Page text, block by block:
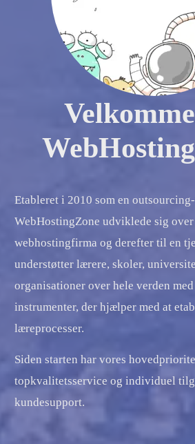
Etableret i 2010 som en
WebHostingZone udviklede sig
webhostingfirma og derefter til en
understøtter lærere, skoler,
organisationer over hele verden
instrumenter, der hjælper med at
læreprocesser.
Siden starten har vores
topkvalitetsservice og individuel
kundesupport.